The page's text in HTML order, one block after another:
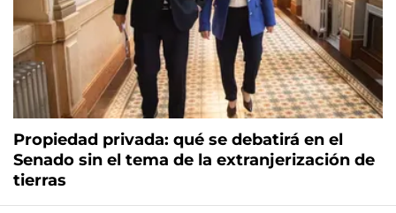
Propiedad privada: qué se debatirá en el
Senado sin el tema de la extranjerización de
tierras